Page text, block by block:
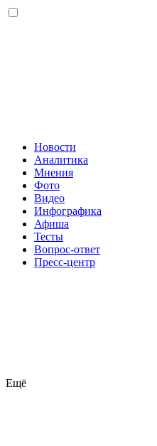
Новости
Аналитика
Мнения
Фото
Видео
Инфографика
Афиша
Тесты
Вопрос-ответ
Пресс-центр
Ещё